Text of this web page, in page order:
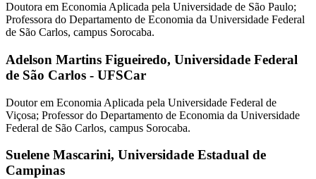
Doutora em Economia Aplicada pela Universidade de São Paulo;
Professora do Departamento de Economia da Universidade Federal
de São Carlos, campus Sorocaba.
Adelson Martins Figueiredo, Universidade Federal
de São Carlos - UFSCar
Doutor em Economia Aplicada pela Universidade Federal de
Viçosa; Professor do Departamento de Economia da Universidade
Federal de São Carlos, campus Sorocaba.
Suelene Mascarini, Universidade Estadual de
Campinas